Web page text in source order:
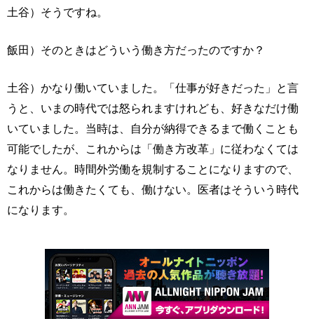
土谷）そうですね。
飯田）そのときはどういう働き方だったのですか？
土谷）かなり働いていました。「仕事が好きだった」と言
うと、いまの時代では怒られますけれども、好きなだけ働
いていました。当時は、自分が納得できるまで働くことも
可能でしたが、これからは「働き方改革」に従わなくては
なりません。時間外労働を規制することになりますので、
これからは働きたくても、働けない。医者はそういう時代
になります。